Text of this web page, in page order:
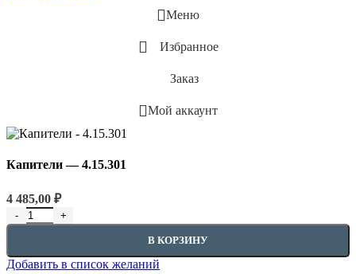
Меню
Избранное
Заказ
Мой аккаунт
Капители — 4.15.301
4 485,00 ₽
Количество товара Капители - 4.15.301
В КОРЗИНУ
Добавить в список желаний